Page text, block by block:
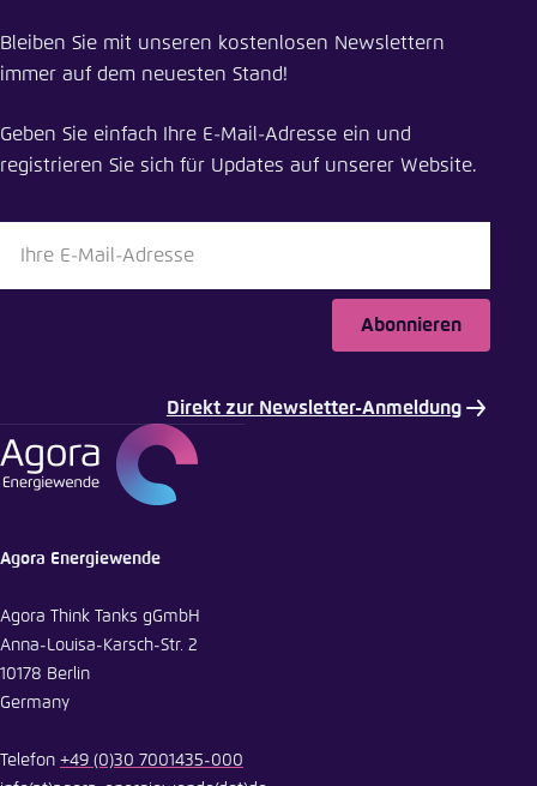
Bleiben Sie mit unseren kostenlosen Newslettern
immer auf dem neuesten Stand!
Geben Sie einfach Ihre E-Mail-Adresse ein und
registrieren Sie sich für Updates auf unserer Website.
Abonnieren
Direkt zur Newsletter-Anmeldung
Agora Energiewende
Agora Think Tanks gGmbH
Anna-Louisa-Karsch-Str. 2
10178 Berlin
Germany
Telefon +49 (0)30 7001435-000